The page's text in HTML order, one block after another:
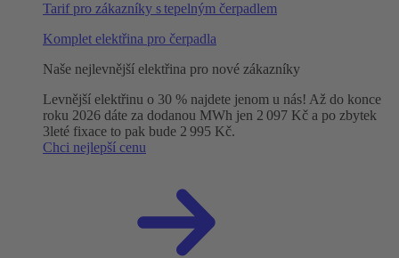
Tarif pro zákazníky s tepelným čerpadlem
Komplet elektřina pro čerpadla
Naše nejlevnější elektřina pro nové zákazníky
Levnější elektřinu o 30 % najdete jenom u nás! Až do konce
roku 2026 dáte za dodanou MWh jen 2 097 Kč a po zbytek
3leté fixace to pak bude 2 995 Kč.
Chci nejlepší cenu